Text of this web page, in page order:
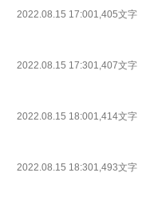
2022.08.15 17:001,405文字
2022.08.15 17:301,407文字
2022.08.15 18:001,414文字
2022.08.15 18:301,493文字